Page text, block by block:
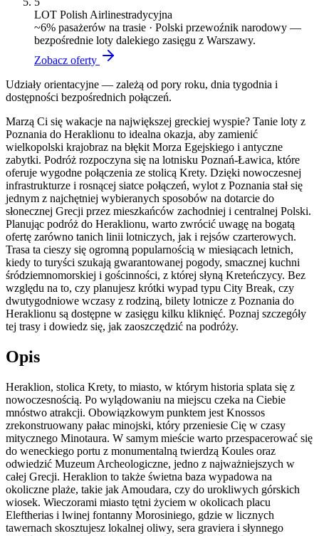
LOT Polish Airlinestradycyjna
~6% pasażerów na trasie · Polski przewoźnik narodowy —
bezpośrednie loty dalekiego zasięgu z Warszawy.
Zobacz oferty
Udziały orientacyjne — zależą od pory roku, dnia tygodnia i
dostępności bezpośrednich połączeń.
Marzą Ci się wakacje na największej greckiej wyspie? Tanie loty z
Poznania do Heraklionu to idealna okazja, aby zamienić
wielkopolski krajobraz na błękit Morza Egejskiego i antyczne
zabytki. Podróż rozpoczyna się na lotnisku Poznań-Ławica, które
oferuje wygodne połączenia ze stolicą Krety. Dzięki nowoczesnej
infrastrukturze i rosnącej siatce połączeń, wylot z Poznania stał się
jednym z najchętniej wybieranych sposobów na dotarcie do
słonecznej Grecji przez mieszkańców zachodniej i centralnej Polski.
Planując podróż do Heraklionu, warto zwrócić uwagę na bogatą
ofertę zarówno tanich linii lotniczych, jak i rejsów czarterowych.
Trasa ta cieszy się ogromną popularnością w miesiącach letnich,
kiedy to turyści szukają gwarantowanej pogody, smacznej kuchni
śródziemnomorskiej i gościnności, z której słyną Kreteńczycy. Bez
względu na to, czy planujesz krótki wypad typu City Break, czy
dwutygodniowe wczasy z rodziną, bilety lotnicze z Poznania do
Heraklionu są dostępne w zasięgu kilku kliknięć. Poznaj szczegóły
tej trasy i dowiedz się, jak zaoszczędzić na podróży.
Opis
Heraklion, stolica Krety, to miasto, w którym historia splata się z
nowoczesnością. Po wylądowaniu na miejscu czeka na Ciebie
mnóstwo atrakcji. Obowiązkowym punktem jest Knossos
zrekonstruowany pałac minojski, który przeniesie Cię w czasy
mitycznego Minotaura. W samym mieście warto przespacerować się
do weneckiego portu z monumentalną twierdzą Koules oraz
odwiedzić Muzeum Archeologiczne, jedno z najważniejszych w
całej Grecji. Heraklion to także świetna baza wypadowa na
okoliczne plaże, takie jak Amoudara, czy do urokliwych górskich
wiosek. Wieczorami miasto tętni życiem w okolicach placu
Eleftherias i lwinej fontanny Morosiniego, gdzie w licznych
tawernach skosztujesz lokalnej oliwy, sera graviera i słynnego